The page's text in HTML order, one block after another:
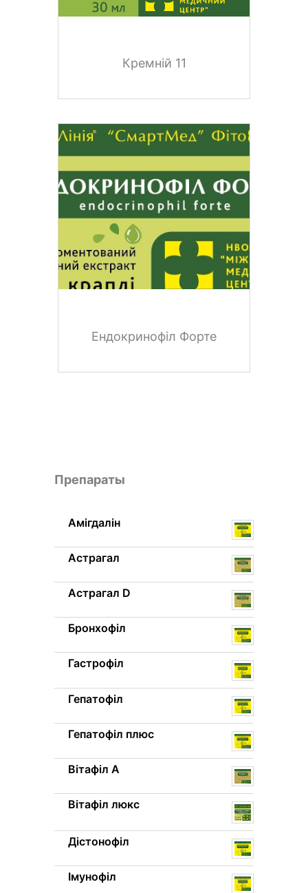
Кремній 11
Ендокринофіл Форте
Препараты
Амігдалін
Астрагал
Астрагал D
Бронхофіл
Гастрофіл
Гепатофіл
Гепатофіл плюс
Вітафіл A
Вітафіл люкс
Дістонофіл
Імунофіл